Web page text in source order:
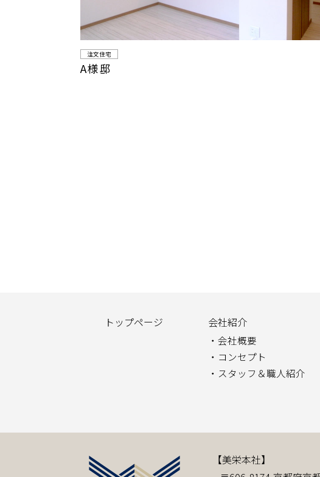
注文住宅
A様邸
トップページ 会社紹介
会社概要
コンセプト
スタッフ＆職人紹介
【美栄本社】